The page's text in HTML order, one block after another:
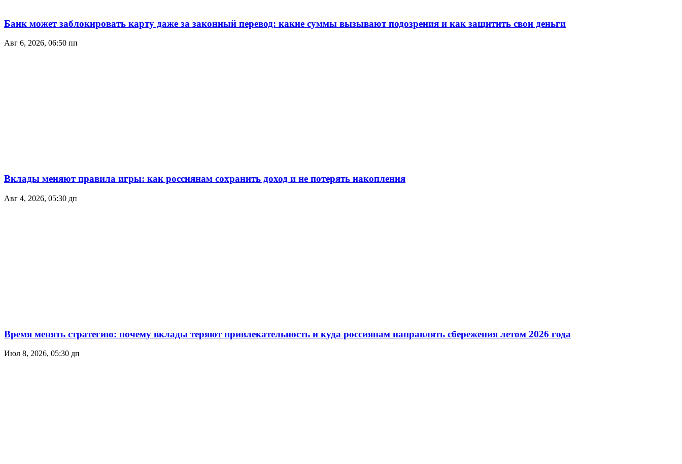
Банк может заблокировать карту даже за законный перевод: какие суммы вызывают подозрения и как защитить свои деньги
Авг 6, 2026, 06:50 пп
Вклады меняют правила игры: как россиянам сохранить доход и не потерять накопления
Авг 4, 2026, 05:30 дп
Время менять стратегию: почему вклады теряют привлекательность и куда россиянам направлять сбережения летом 2026 года
Июл 8, 2026, 05:30 дп